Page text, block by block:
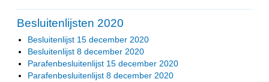
Besluitenlijsten 2020
Besluitenlijst 15 december 2020
Besluitenlijst 8 december 2020
Parafenbesluitenlijst 15 december 2020
Parafenbesluitenlijst 8 december 2020